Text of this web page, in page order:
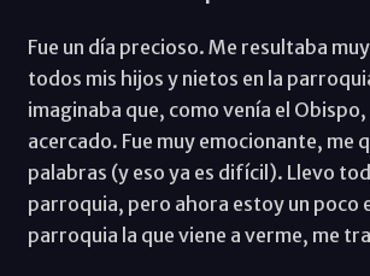
Fue un día precioso. Me resultaba
todos mis hijos y nietos en la
imaginaba que, como venía el Obispo,
acercado. Fue muy emocionante, me
palabras (y eso ya es difícil). Llevo
parroquia, pero ahora estoy un poco
parroquia la que viene a verme, me